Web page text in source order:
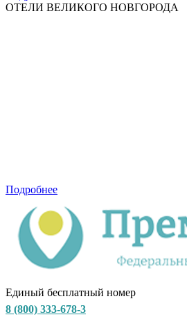
ОТЕЛИ ВЕЛИКОГО НОВГОРОДА
Подробнее
Единый бесплатный номер
8 (800) 333-678-3